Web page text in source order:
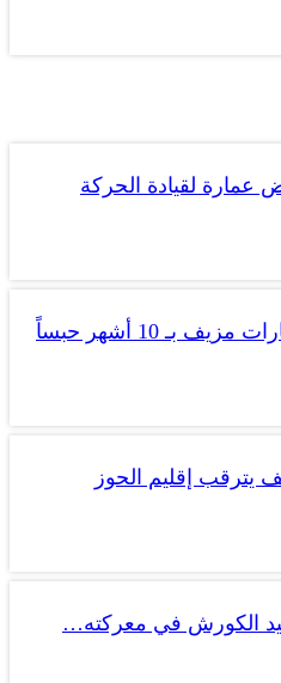
عمارة لقيادة الحركة
مراكش.. إدانة حارس سيارات مزيف بـ 10 أشهر حبساً
يترقب إقليم الحوز
الكورش في معركته…